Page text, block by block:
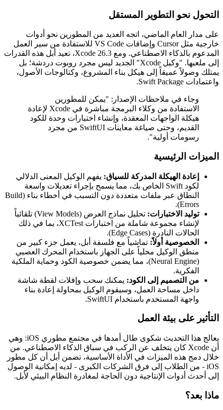
التحول نحو التطوير المستقل
على مدار العام الماضي، اتجه العديد من المطورين نحو أدوات
خارجية مثل Cursor وإضافات VS Code للاستفادة من سير العمل
المدعوم بالذكاء الاصطناعي. ومع Xcode 26.3، تعيد أبل هذه القدرات
إلى ملعبها. "وكيل Xcode" الجديد ليس مجرد روبوت دردشة؛ بل
يمتلك وصولاً عميقاً إلى هيكل بناء المشروع، وكتالوجات الأصول،
واعتمادات Swift Package.
وجاء في ملاحظات الإصدار: "يمكن للمطورين
الاستفادة من وكلاء البرمجة مباشرة في Xcode لإعادة
هيكلة الواجهات المعقدة، وإنشاء اختبارات وحدة للكود
القديم، وحتى صياغة معاينات SwiftUI من مجرد
رسومات أولية".
الميزات الرئيسية
إعادة الهيكلة المدركة للسياق:يفهم الوكيل المعنى الدلالي
لكود Swift الخاص بك، مما يسمح بإجراء تعديلات واسعة
النطاق عبر ملفات متعددة دون التسبب في أخطاء بناء (Build
Errors).
توليد الاختبارات:
تحليل نماذج العرض (View Models) تلقائياً
لإنشاء مجموعة شاملة من اختبارات XCTest، بما في ذلك
الحالات النادرة (Edge Cases).
الخصوصية أولاً:تماشياً مع فلسفة أبل، يعمل جزء كبير من
منطق الوكيل محلياً على الجهاز باستخدام المحرك العصبي
(Neural Engine)، مما يضمن خصوصية الكود وحماية الملكية
الفكرية.
من التصميم إلى الكود:يمكنك سحب وإفلات لقطة شاشة
داخل مساحة العمل، وسيقوم الوكيل بمحاولة إعادة بناء
واجهة المستخدم باستخدام SwiftUI.
التأثير على بيئة العمل
يعالج هذا التحديث شكوى طال أمدها في مجتمع مطوري iOS: وهي
أن Xcode كان يتخلف عن الركب في سباق الذكاء الاصطناعي. من
خلال دمج هذه الميزات في الأداة الأساسية، تضمن أبل أن كل مطور
iOS - من الطلاب إلى فرق الشركات الكبرى - لديه إمكانية الوصول
إلى أحدث أدوات الإنتاجية دون الحاجة لمغادرة النظام البيئي لأبل.
ماذا بعد؟